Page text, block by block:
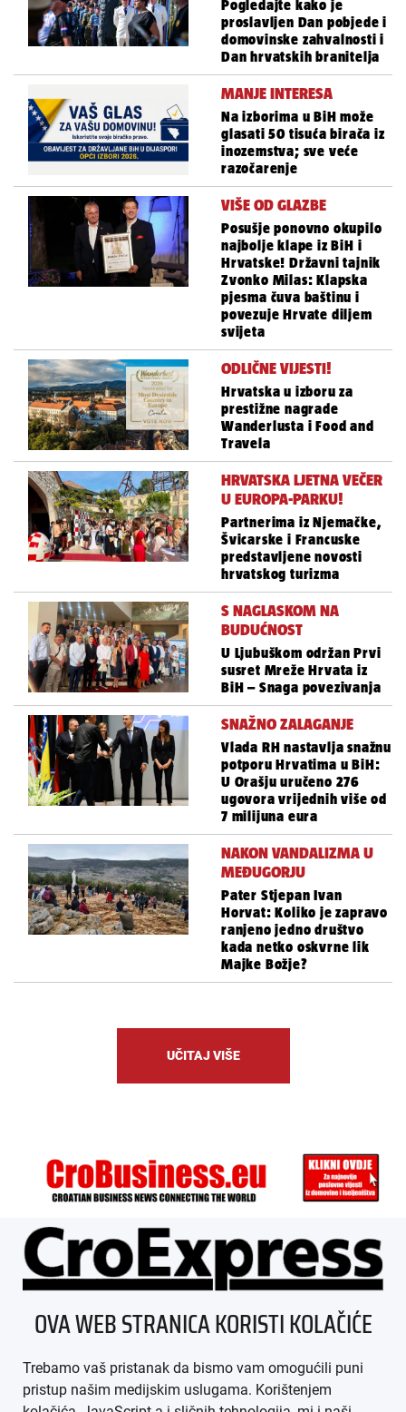
Pogledajte kako je
proslavljen Dan pobjede i
domovinske zahvalnosti i
Dan hrvatskih branitelja
MANJE INTERESA
Na izborima u BiH može
glasati 50 tisuća birača iz
inozemstva; sve veće
razočarenje
VIŠE OD GLAZBE
Posušje ponovno okupilo
najbolje klape iz BiH i
Hrvatske! Državni tajnik
Zvonko Milas: Klapska
pjesma čuva baštinu i
povezuje Hrvate diljem
svijeta
ODLIČNE VIJESTI!
Hrvatska u izboru za
prestižne nagrade
Wanderlusta i Food and
Travela
HRVATSKA LJETNA VEČER
U EUROPA-PARKU!
Partnerima iz Njemačke,
Švicarske i Francuske
predstavljene novosti
hrvatskog turizma
S NAGLASKOM NA
BUDUĆNOST
U Ljubuškom održan Prvi
susret Mreže Hrvata iz
BiH – Snaga povezivanja
SNAŽNO ZALAGANJE
Vlada RH nastavlja snažnu
potporu Hrvatima u BiH:
U Orašju uručeno 276
ugovora vrijednih više od
7 milijuna eura
NAKON VANDALIZMA U
MEĐUGORJU
Pater Stjepan Ivan
Horvat: Koliko je zapravo
ranjeno jedno društvo
kada netko oskvrne lik
Majke Božje?
UČITAJ VIŠE
ÜBER UNS
IMPRESSUM
AGB
OVA WEB STRANICA KORISTI KOLAČIĆE
Trebamo vaš pristanak da bismo vam omogućili puni
pristup našim medijskim uslugama. Korištenjem